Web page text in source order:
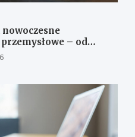
nowoczesne
– od
do gotowego produktu